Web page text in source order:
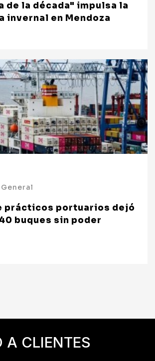
de la década" impulsa la
invernal en Mendoza
prácticos portuarios dejó
buques sin poder
A CLIENTES